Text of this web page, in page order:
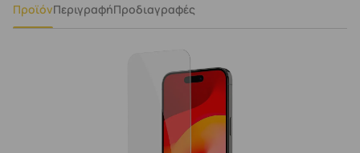
ΠροϊόνΠεριγραφήΠροδιαγραφές